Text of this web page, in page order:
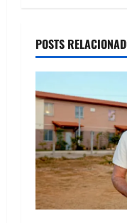
a
v
i
g
a
t
POSTS